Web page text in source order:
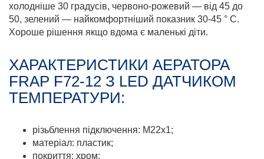
холодніше 30 градусів, червоно-рожевий — від 45 до
50, зелений — найкомфортніший показник 30-45 ° C.
Хороше рішення якщо вдома є маленькі діти.
ХАРАКТЕРИСТИКИ АЕРАТОРА
FRAP F72-12 З LED ДАТЧИКОМ
ТЕМПЕРАТУРИ:
різьблення підключення: М22х1;
матеріал: пластик;
покриття: хром;